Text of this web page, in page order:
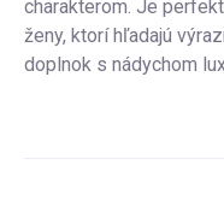
charakterom. Je
ženy, ktorí hľadajú
doplnok s nádychom